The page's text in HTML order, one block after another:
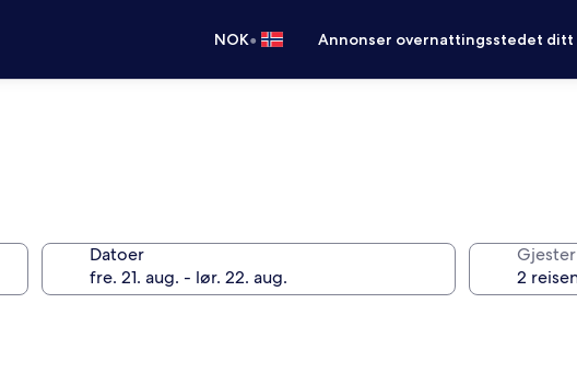
NOK• Annonser overnattingsstedet ditt
Datoer Gjester